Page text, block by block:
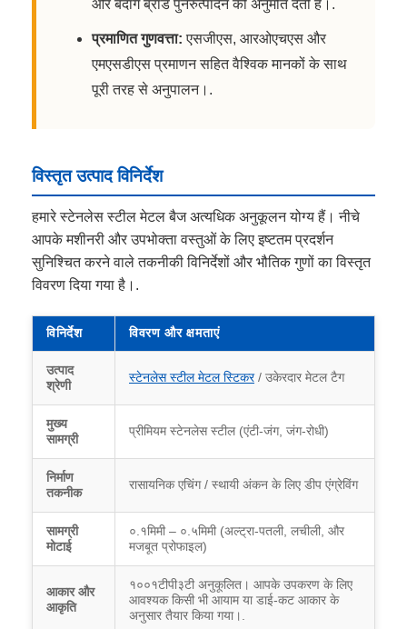
और बेदाग ब्रांड पुनरुत्पादन की अनुमति देती है।.
प्रमाणित गुणवत्ता: एसजीएस, आरओएचएस और
एमएसडीएस प्रमाणन सहित वैश्विक मानकों के साथ
पूरी तरह से अनुपालन।.
विस्तृत उत्पाद विनिर्देश
हमारे स्टेनलेस स्टील मेटल बैज अत्यधिक अनुकूलन योग्य हैं। नीचे
आपके मशीनरी और उपभोक्ता वस्तुओं के लिए इष्टतम प्रदर्शन
सुनिश्चित करने वाले तकनीकी विनिर्देशों और भौतिक गुणों का विस्तृत
विवरण दिया गया है।.
विनिर्देश विवरण और क्षमताएं
उत्पाद
श्रेणी
स्टेनलेस स्टील मेटल स्टिकर/ उकेरदार मेटल टैग
मुख्य
सामग्री
प्रीमियम स्टेनलेस स्टील (एंटी-जंग, जंग-रोधी)
निर्माण
तकनीक
रासायनिक एचिंग / स्थायी अंकन के लिए डीप एंग्रेविंग
सामग्री
मोटाई
०.१मिमी – ०.५मिमी (अल्ट्रा-पतली, लचीली, और
मजबूत प्रोफाइल)
आकार और
आकृति
१००१टीपी३टी अनुकूलित। आपके उपकरण के लिए
आवश्यक किसी भी आयाम या डाई-कट आकार के
अनुसार तैयार किया गया।.